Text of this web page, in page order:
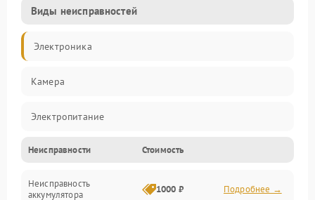
Виды неисправностей
Электроника
Камера
Электропитание
Память/Носитель
Хранение данных
Неисправности Стоимость
Неисправность
аккумулятора
1000 ₽ Подробнее →